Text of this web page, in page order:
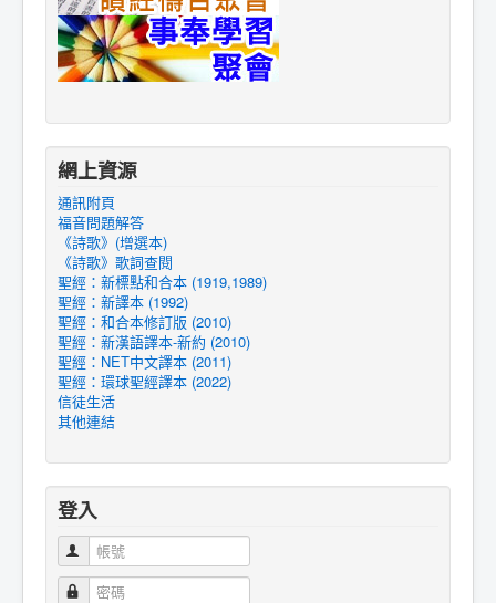
網上資源
通訊附頁
福音問題解答
《詩歌》(增選本)
《詩歌》歌詞查閱
聖經：新標點和合本 (1919,1989)
聖經：新譯本 (1992)
聖經：和合本修訂版 (2010)
聖經：新漢語譯本-新約 (2010)
聖經：NET中文譯本 (2011)
聖經：環球聖經譯本 (2022)
信徒生活
其他連結
登入
帳號
密碼